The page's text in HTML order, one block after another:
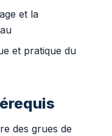
et la
et pratique du
des grues de